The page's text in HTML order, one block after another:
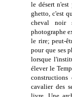
le désert n'est
ghetto, c'est
cheval noir
photographe
le rire; peut-
pour que ses
lorsque
élever le
cavalier des